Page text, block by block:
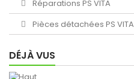
Réparations PS VITA
Pièces détachées PS VITA
DÉJÀ VUS